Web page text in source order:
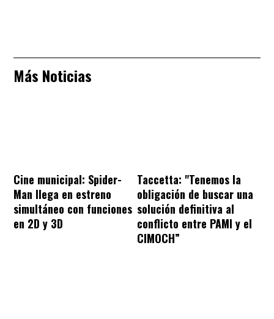
Más Noticias
Cine municipal: Spider-
Man llega en estreno
simultáneo con funciones
en 2D y 3D
Taccetta: "Tenemos la
obligación de buscar una
solución definitiva al
conflicto entre PAMI y el
CIMOCH”